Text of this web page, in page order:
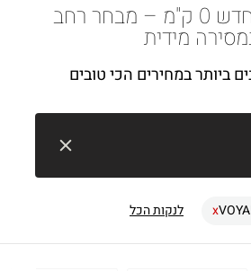
רכישת רכב חדש 0 ק"מ – מבחר רחב
מידית
ביותר במחירים הכי טובים
לנקות הכל